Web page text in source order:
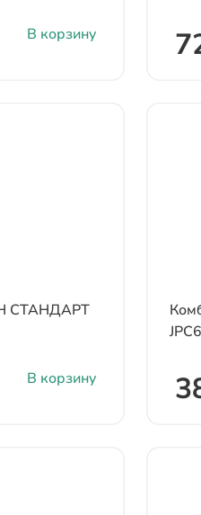
В корзину
СТАНДАРТ
В корзину